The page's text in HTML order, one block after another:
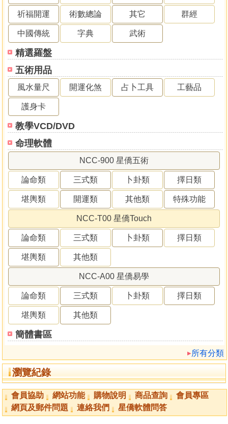
祈福開運 術數總論 其它 群經
中國傳統 字典 武術
精選羅盤
五術用品
風水量尺 開運化煞 占卜工具 工藝品
護身卡
教學VCD/DVD
命理軟體
NCC-900 星僑五術
論命類 三式類 卜卦類 擇日類
堪輿類 開運類 其他類 特殊功能
NCC-T00 星僑Touch
論命類 三式類 卜卦類 擇日類
堪輿類 其他類
NCC-A00 星僑易學
論命類 三式類 卜卦類 擇日類
堪輿類 其他類
簡體書區
所有分類
瀏覽紀錄
會員協助 網站功能 購物說明 商品查詢
會員專區
網頁及郵件問題
連絡我們 星僑軟體問答